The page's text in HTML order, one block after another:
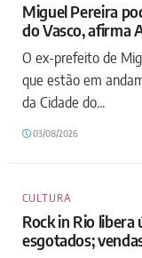
Miguel Pereira
do Vasco, afirma
O ex-prefeito de
que estão em
da Cidade do...
03/08/2026
CULTURA
Rock in Rio
esgotados;